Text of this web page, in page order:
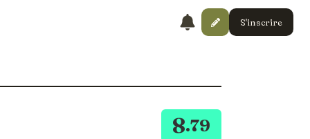
S'inscrire
8.79